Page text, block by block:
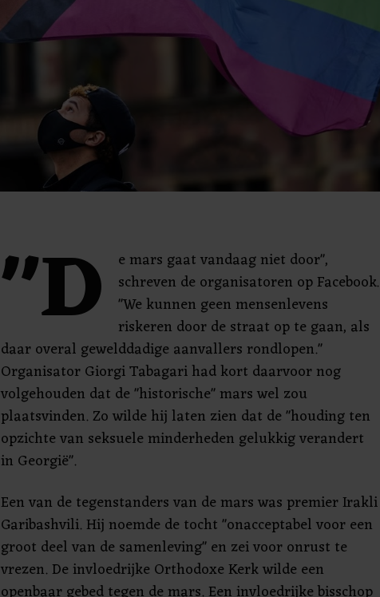
"D
e mars gaat vandaag niet door",
schreven de organisatoren op Facebook.
"We kunnen geen mensenlevens
riskeren door de straat op te gaan, als
daar overal gewelddadige aanvallers rondlopen."
Organisator Giorgi Tabagari had kort daarvoor nog
volgehouden dat de "historische" mars wel zou
plaatsvinden. Zo wilde hij laten zien dat de "houding ten
opzichte van seksuele minderheden gelukkig verandert
in Georgië".
Een van de tegenstanders van de mars was premier Irakli
Garibashvili. Hij noemde de tocht "onacceptabel voor een
groot deel van de samenleving" en zei voor onrust te
vrezen. De invloedrijke Orthodoxe Kerk wilde een